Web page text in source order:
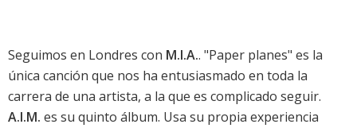
Seguimos en Londres con M.I.A.. "Paper planes" es la
única canción que nos ha entusiasmado en toda la
carrera de una artista, a la que es complicado seguir.
A.I.M. es su quinto álbum. Usa su propia experiencia